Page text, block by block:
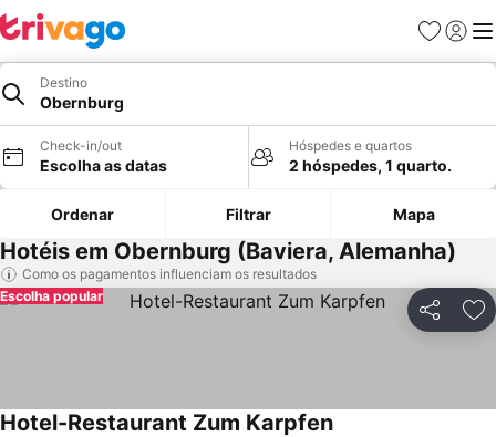
Favoritos
Iniciar
Destino
Obernburg
Check-in/out
Escolha as datas
Hóspedes e quartos
2 hóspedes, 1 quarto.
Ordenar Filtrar Mapa
Hotéis em Obernburg (Baviera, Alemanha)
Como os pagamentos influenciam os resultados
Partilhar
Escolha popular
Hotel-Restaurant Zum Karpfen